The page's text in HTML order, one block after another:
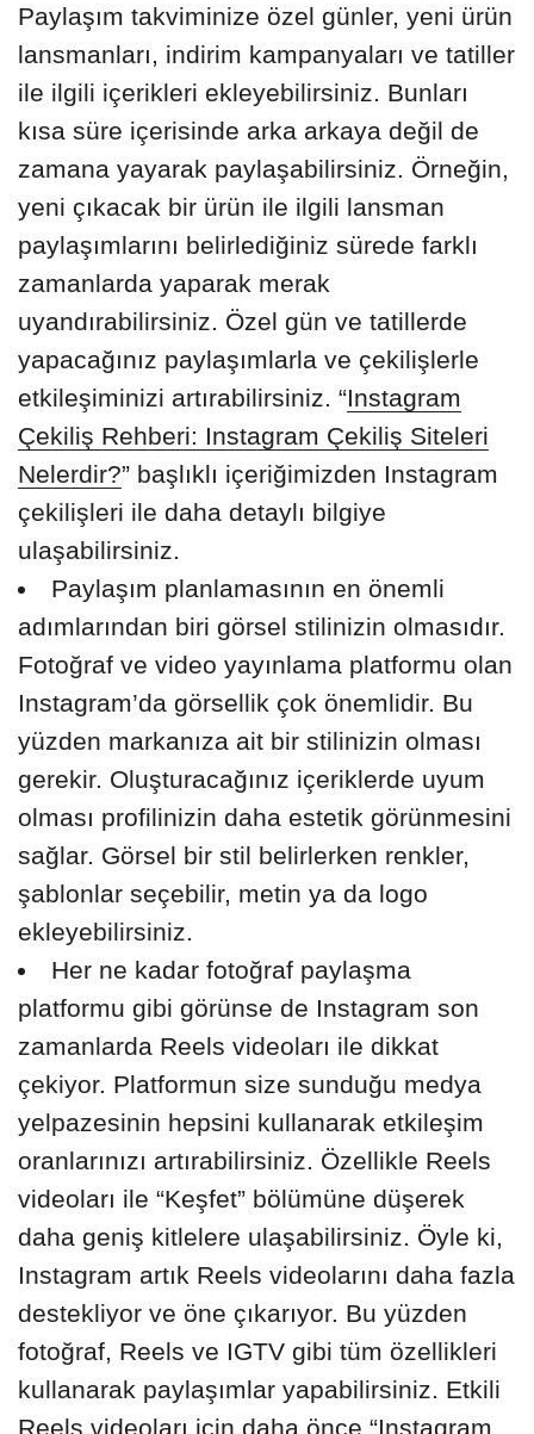
Paylaşım takviminize özel günler, yeni ürün
lansmanları, indirim kampanyaları ve tatiller
ile ilgili içerikleri ekleyebilirsiniz. Bunları
kısa süre içerisinde arka arkaya değil de
zamana yayarak paylaşabilirsiniz. Örneğin,
yeni çıkacak bir ürün ile ilgili lansman
paylaşımlarını belirlediğiniz sürede farklı
zamanlarda yaparak merak
uyandırabilirsiniz. Özel gün ve tatillerde
yapacağınız paylaşımlarla ve çekilişlerle
etkileşiminizi artırabilirsiniz. “Instagram
Çekiliş Rehberi: Instagram Çekiliş Siteleri
Nelerdir?” başlıklı içeriğimizden Instagram
çekilişleri ile daha detaylı bilgiye
ulaşabilirsiniz.
Paylaşım planlamasının en önemli
adımlarından biri görsel stilinizin olmasıdır.
Fotoğraf ve video yayınlama platformu olan
Instagram’da görsellik çok önemlidir. Bu
yüzden markanıza ait bir stilinizin olması
gerekir. Oluşturacağınız içeriklerde uyum
olması profilinizin daha estetik görünmesini
sağlar. Görsel bir stil belirlerken renkler,
şablonlar seçebilir, metin ya da logo
ekleyebilirsiniz.
Her ne kadar fotoğraf paylaşma
platformu gibi görünse de Instagram son
zamanlarda Reels videoları ile dikkat
çekiyor. Platformun size sunduğu medya
yelpazesinin hepsini kullanarak etkileşim
oranlarınızı artırabilirsiniz. Özellikle Reels
videoları ile “Keşfet” bölümüne düşerek
daha geniş kitlelere ulaşabilirsiniz. Öyle ki,
Instagram artık Reels videolarını daha fazla
destekliyor ve öne çıkarıyor. Bu yüzden
fotoğraf, Reels ve IGTV gibi tüm özellikleri
kullanarak paylaşımlar yapabilirsiniz. Etkili
Reels videoları için daha önce “Instagram